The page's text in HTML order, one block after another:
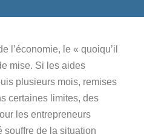
l’économie, le « quoiqu’il
mise. Si les aides
plusieurs mois, remises
certaines limites, des
les entrepreneurs
souffre de la situation